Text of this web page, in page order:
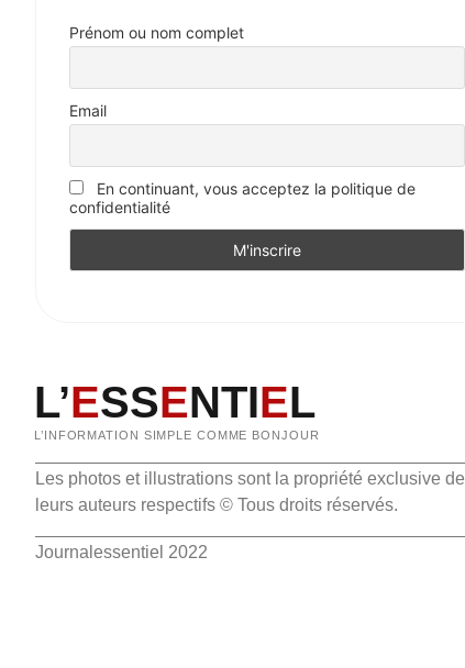
Prénom ou nom complet
Email
En continuant, vous acceptez la politique de
confidentialité
L’ESSENTIEL
L’INFORMATION SIMPLE COMME BONJOUR
Les photos et illustrations sont la propriété exclusive de
leurs auteurs respectifs © Tous droits réservés.
Journalessentiel 2022